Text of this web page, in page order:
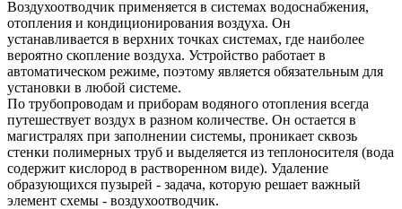
Воздухоотводчик применяется в системах водоснабжения,
отопления и кондиционирования воздуха. Он
устанавливается в верхних точках системах, где наиболее
вероятно скопление воздуха. Устройство работает в
автоматическом режиме, поэтому является обязательным для
установки в любой системе.
По трубопроводам и приборам водяного отопления всегда
путешествует воздух в разном количестве. Он остается в
магистралях при заполнении системы, проникает сквозь
стенки полимерных труб и выделяется из теплоносителя (вода
содержит кислород в растворенном виде). Удаление
образующихся пузырей - задача, которую решает важный
элемент схемы - воздухоотводчик.